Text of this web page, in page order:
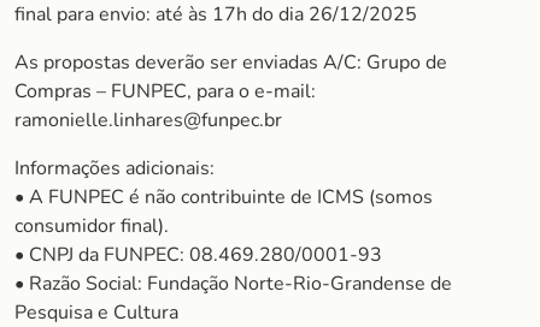
final para envio: até às 17h do dia 26/12/2025
As propostas deverão ser enviadas A/C: Grupo de
Compras – FUNPEC, para o e-mail:
ramonielle.linhares@funpec.br
Informações adicionais:
• A FUNPEC é não contribuinte de ICMS (somos
consumidor final).
• CNPJ da FUNPEC: 08.469.280/0001-93
• Razão Social: Fundação Norte-Rio-Grandense de
Pesquisa e Cultura